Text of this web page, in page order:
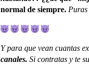
normal de siempre.
Y para que vean cuantas
canales. Si contratas y te